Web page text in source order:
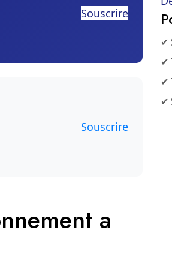
Souscrire
Souscrire
a
✔
✔
✔
✔